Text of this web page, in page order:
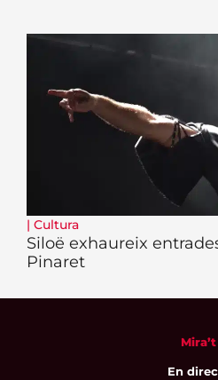
| Cultura
Siloë exhaureix
Pinaret
Mira’t
En